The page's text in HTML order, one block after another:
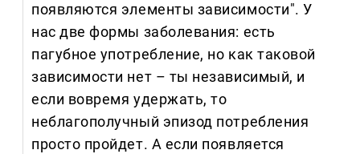
появляются элементы зависимости". У
нас две формы заболевания: есть
пагубное употребление, но как таковой
зависимости нет – ты независимый, и
если вовремя удержать, то
неблагополучный эпизод потребления
просто пройдет. А если появляется